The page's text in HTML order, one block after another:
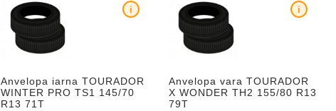
Anvelopa iarna TOURADOR
WINTER PRO TS1 145/70
R13 71T
i
Anvelopa vara TOURADOR
X WONDER TH2 155/80 R13
79T
i